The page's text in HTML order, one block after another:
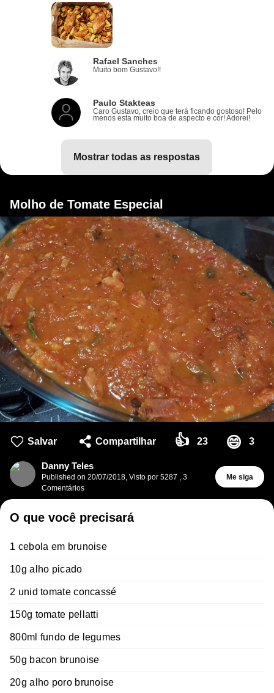
Rafael Sanches
Muito bom Gustavo!!
Paulo Stakteas
Caro Gustavo, creio que terá ficando gostoso! Pelo
menos esta muito boa de aspecto e cor! Adorei!
mostrar todas as respostas
Molho de Tomate Especial
Salvar Compartilhar 👍 23 😄 3
Danny Teles
Published on 20/07/2018 Visto por 5287
3
Comentários
Me siga
O que você precisará
1 cebola em brunoise
10g alho picado
2 unid tomate concassé
150g tomate pellatti
800ml fundo de legumes
50g bacon brunoise
20g alho poro brunoise